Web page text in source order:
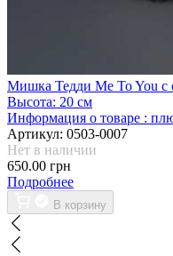
Мишка Тедди Me To You с
Высота: 20 см
Информация о товаре :
Артикул: 0503-0007
Нет в наличии
650.00 грн
Подробнее
В корзину